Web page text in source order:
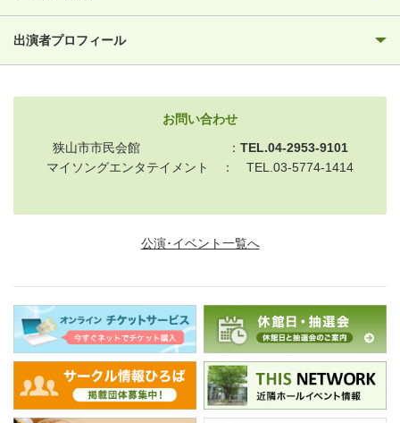
出演者プロフィール
お問い合わせ
狭山市市民会館 ： TEL.04-2953-9101
マイソングエンタテイメント ： TEL.03-5774-1414
公演･イベント一覧へ